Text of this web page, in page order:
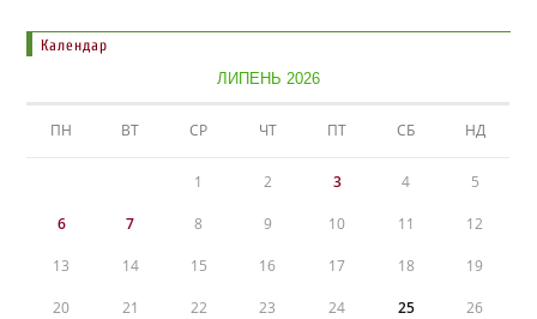
Календар
ЛИПЕНЬ 2026
ПН ВТ СР ЧТ ПТ СБ НД
1 2 3 4 5
6 7 8 9 10 11 12
13 14 15 16 17 18 19
20 21 22 23 24 25 26